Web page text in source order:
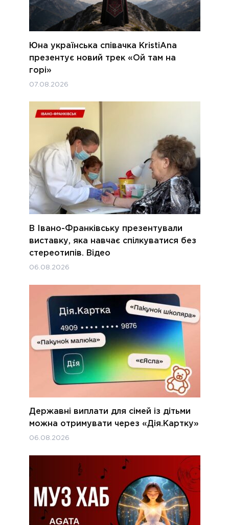
Юна українська співачка KristiAna
презентує новий трек «Ой там на
горі»
07.08.2026
В Івано-Франківську презентували
виставку, яка навчає спілкуватися без
стереотипів. Відео
06.08.2026
Державні виплати для сімей із дітьми
можна отримувати через «Дія.Картку»
06.08.2026